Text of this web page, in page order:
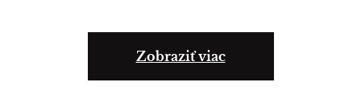
Zobraziť viac